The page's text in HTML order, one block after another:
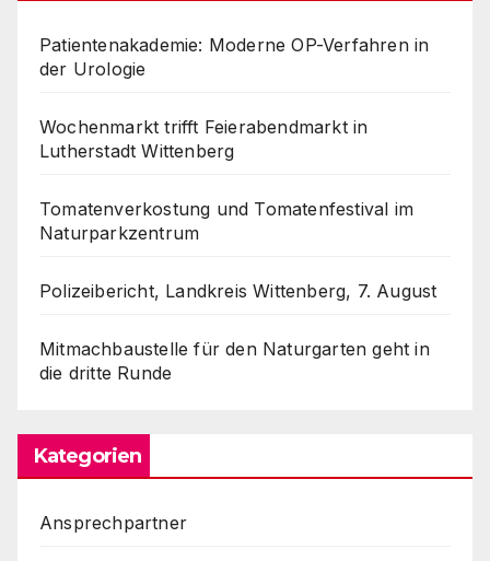
Patientenakademie: Moderne OP-Verfahren in
der Urologie
Wochenmarkt trifft Feierabendmarkt in
Lutherstadt Wittenberg
Tomatenverkostung und Tomatenfestival im
Naturparkzentrum
Polizeibericht, Landkreis Wittenberg, 7. August
Mitmachbaustelle für den Naturgarten geht in
die dritte Runde
Kategorien
Ansprechpartner